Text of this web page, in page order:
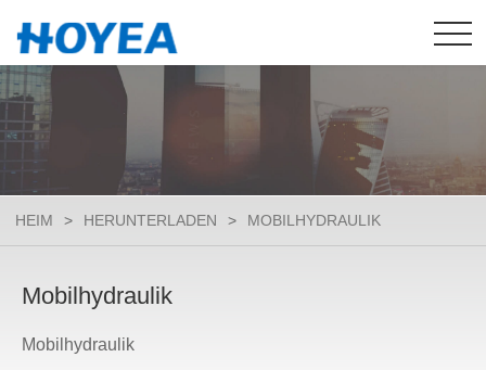
HEIM > HERUNTERLADEN > MOBILHYDRAULIK
Mobilhydraulik
Mobilhydraulik